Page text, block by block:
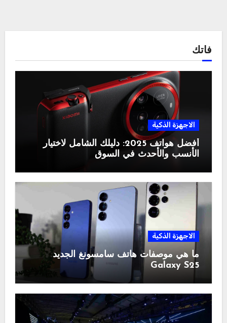
فاتك
الاجهزة الذكية
أفضل هواتف 2025: دليلك الشامل لاختيار
الأنسب والأحدث في السوق
الاجهزة الذكية
ما هي موصفات هاتف سامسونغ الجديد
Galaxy S25